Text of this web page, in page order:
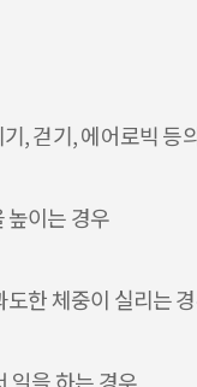
, 걷기, 에어로빅 등
높이는 경우
도한 체중이 실리는